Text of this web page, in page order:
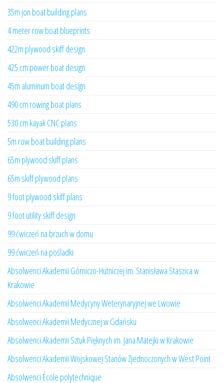
35m jon boat building plans
4 meter row boat blueprints
422m plywood skiff design
425 cm power boat design
45m aluminum boat design
490 cm rowing boat plans
530 cm kayak CNC plans
5m row boat building plans
65m plywood skiff plans
65m skiff plywood plans
9 foot plywood skiff plans
9 foot utility skiff design
99 ćwiczeń na brzuch w domu
99 ćwiczeń na pośladki
Absolwenci Akademii Górniczo-Hutniczej im. Stanisława Staszica w
Krakowie
Absolwenci Akademii Medycyny Weterynaryjnej we Lwowie
Absolwenci Akademii Medycznej w Gdańsku
Absolwenci Akademii Sztuk Pięknych im. Jana Matejki w Krakowie
Absolwenci Akademii Wojskowej Stanów Zjednoczonych w West Point
Absolwenci École polytechnique